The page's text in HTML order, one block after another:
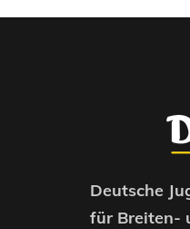
Deutsche
für Breiten-